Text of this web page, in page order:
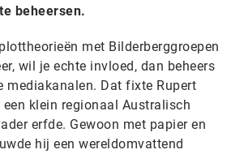
beheersen.
met Bilderberggroepen
wil je echte invloed, dan beheers
mediakanalen. Dat fixte Rupert
klein regionaal Australisch
erfde. Gewoon met papier en
hij een wereldomvattend